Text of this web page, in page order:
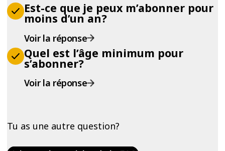
Est-ce que je peux m’abonner pour
moins d’un an?
Voir la réponse
Quel est l’âge minimum pour
s’abonner?
Voir la réponse
Tu as une autre question?